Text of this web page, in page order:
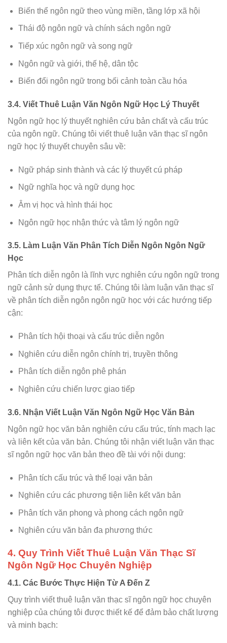
Biến thể ngôn ngữ theo vùng miền, tầng lớp xã hội
Thái độ ngôn ngữ và chính sách ngôn ngữ
Tiếp xúc ngôn ngữ và song ngữ
Ngôn ngữ và giới, thế hệ, dân tộc
Biến đổi ngôn ngữ trong bối cảnh toàn cầu hóa
3.4. Viết Thuê Luận Văn Ngôn Ngữ Học Lý Thuyết
Ngôn ngữ học lý thuyết nghiên cứu bản chất và cấu trúc
của ngôn ngữ. Chúng tôi viết thuê luận văn thạc sĩ ngôn
ngữ học lý thuyết chuyên sâu về:
Ngữ pháp sinh thành và các lý thuyết cú pháp
Ngữ nghĩa học và ngữ dụng học
Âm vị học và hình thái học
Ngôn ngữ học nhận thức và tâm lý ngôn ngữ
3.5. Làm Luận Văn Phân Tích Diễn Ngôn Ngôn Ngữ
Học
Phân tích diễn ngôn là lĩnh vực nghiên cứu ngôn ngữ trong
ngữ cảnh sử dụng thực tế. Chúng tôi làm luận văn thạc sĩ
về phân tích diễn ngôn ngôn ngữ học với các hướng tiếp
cận:
Phân tích hội thoại và cấu trúc diễn ngôn
Nghiên cứu diễn ngôn chính trị, truyền thông
Phân tích diễn ngôn phê phán
Nghiên cứu chiến lược giao tiếp
3.6. Nhận Viết Luận Văn Ngôn Ngữ Học Văn Bản
Ngôn ngữ học văn bản nghiên cứu cấu trúc, tính mạch lạc
và liên kết của văn bản. Chúng tôi nhận viết luận văn thạc
sĩ ngôn ngữ học văn bản theo đề tài với nội dung:
Phân tích cấu trúc và thể loại văn bản
Nghiên cứu các phương tiện liên kết văn bản
Phân tích văn phong và phong cách ngôn ngữ
Nghiên cứu văn bản đa phương thức
4. Quy Trình Viết Thuê Luận Văn Thạc Sĩ
Ngôn Ngữ Học Chuyên Nghiệp
4.1. Các Bước Thực Hiện Từ A Đến Z
Quy trình viết thuê luận văn thạc sĩ ngôn ngữ học chuyên
nghiệp của chúng tôi được thiết kế để đảm bảo chất lượng
và minh bạch: